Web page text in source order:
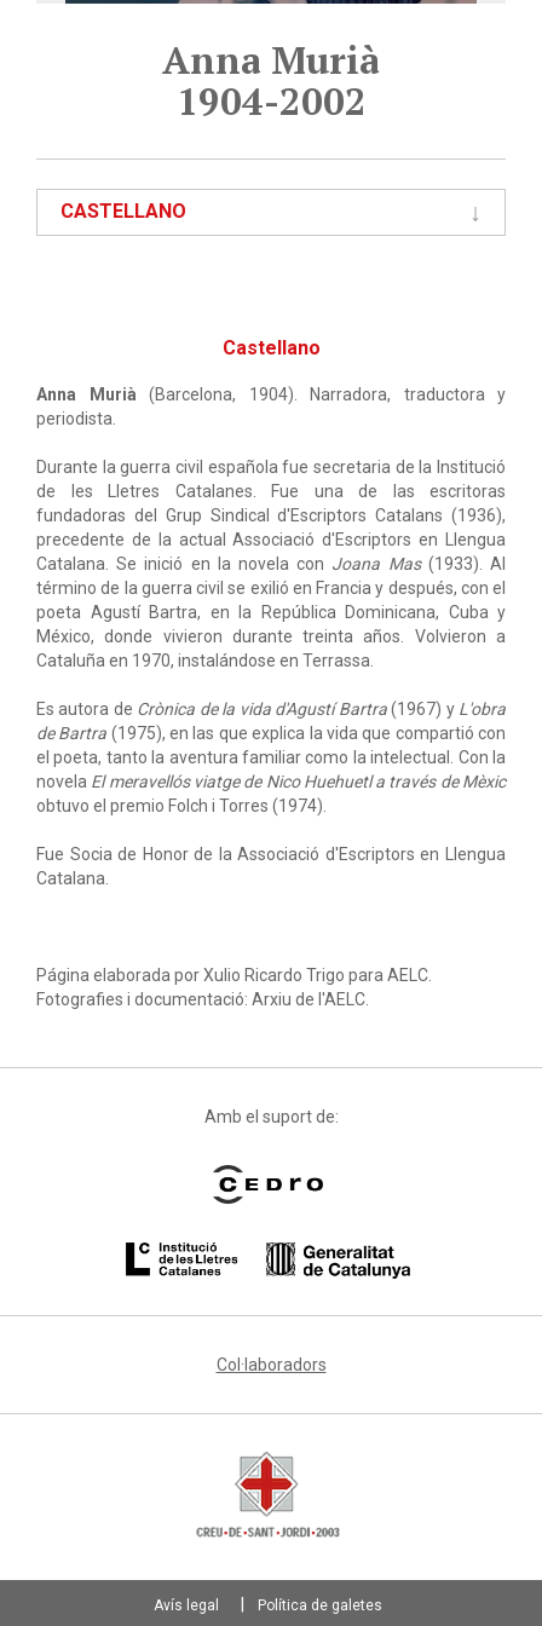
Anna Murià
1904-2002
CASTELLANO
Castellano
Anna Murià (Barcelona, 1904). Narradora, traductora y
periodista.
Durante la guerra civil española fue secretaria de la Institució
de les Lletres Catalanes. Fue una de las escritoras
fundadoras del Grup Sindical d'Escriptors Catalans (1936),
precedente de la actual Associació d'Escriptors en Llengua
Catalana. Se inició en la novela con Joana Mas(1933). Al
término de la guerra civil se exilió en Francia y después, con el
poeta Agustí Bartra, en la República Dominicana, Cuba y
México, donde vivieron durante treinta años. Volvieron a
Cataluña en 1970, instalándose en Terrassa.
Es autora de Crònica de la vida d'Agustí Bartra(1967) y L'obra
de Bartra (1975), en las que explica la vida que compartió con
el poeta, tanto la aventura familiar como la intelectual. Con la
novela El meravellós viatge de Nico Huehuetl a través de Mèxic
obtuvo el premio Folch i Torres (1974).
Fue Socia de Honor de la Associació d'Escriptors en Llengua
Catalana.
Página elaborada por Xulio Ricardo Trigo para AELC.
Fotografies i documentació: Arxiu de l'AELC.
Amb el suport de:
Col·laboradors
Avís legal Política de galetes